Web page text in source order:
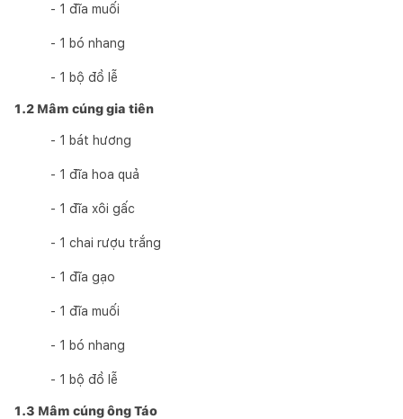
- 1 đĩa muối
- 1 bó nhang
- 1 bộ đồ lễ
1.2 Mâm cúng gia tiên
- 1 bát hương
- 1 đĩa hoa quả
- 1 đĩa xôi gấc
- 1 chai rượu trắng
- 1 đĩa gạo
- 1 đĩa muối
- 1 bó nhang
- 1 bộ đồ lễ
1.3 Mâm cúng ông Táo